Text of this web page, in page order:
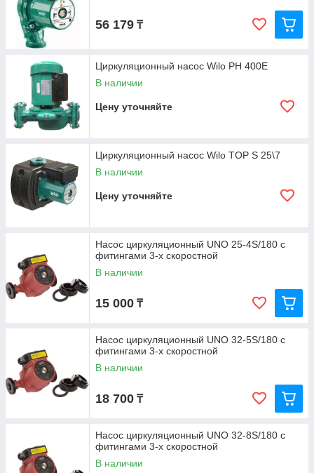
56 179 ₸
Циркуляционный насос Wilo PH 400Е
В наличии
Цену уточняйте
Циркуляционный насос Wilo TOP S 25\7
В наличии
Цену уточняйте
Насос циркуляционный UNO 25-4S/180 с
фитингами 3-х скоростной
В наличии
15 000 ₸
Насос циркуляционный UNO 32-5S/180 с
фитингами 3-х скоростной
В наличии
18 700 ₸
Насос циркуляционный UNO 32-8S/180 с
фитингами 3-х скоростной
В наличии